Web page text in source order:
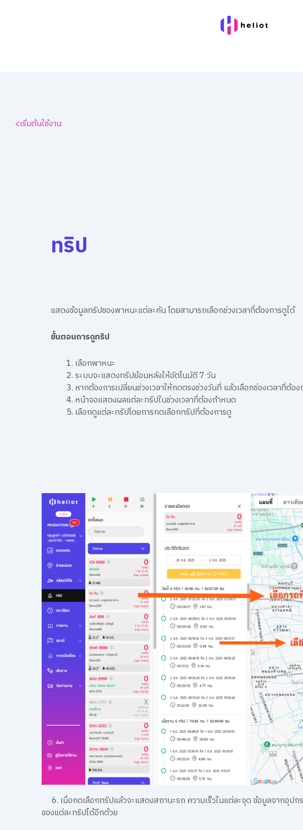
<เริ่มต้นใช้งาน
ทริป
แสดงข้อมูลทริปของพาหนะแต่ละคัน โดยสามารถเลือกช่วงเวลาที่ต้องการดูได้
ขั้นตอนการดูทริป
เลือกพาหนะ
ระบบจะแสดงทริปย้อนหลังให้อัตโนมัติ 7 วัน
หากต้องการเปลี่ยนช่วงเวลาให้กดตรงช่วงวันที่ แล้วเลือกช่องเวลาที่ต้อง
หน้าจอแสดงผลแต่ละทริปในช่วงเวลาที่ต้องกำหนด
เลือกดูแต่ละทริปโดยการกดเลือกทริปที่ต้องการดู
6. เมื่อกดเลือกทริปแล้วจะแสดงสถานะรถ ความเร็วในแต่ละจุด ข้อมูลจากอุ
ของแต่ละทริปได้อีกด้วย